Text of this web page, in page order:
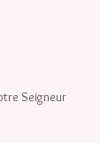
Seigneur